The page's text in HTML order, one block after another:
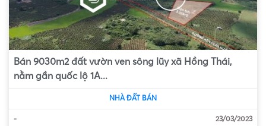
Bán 9030m2 đất vườn ven sông lũy xã Hồng Thái,
nằm gần quốc lộ 1A...
NHÀ ĐẤT BÁN
- 23/03/2023